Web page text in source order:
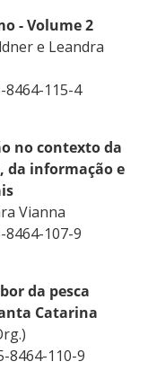
- Volume 2
e Leandra
8464-115-4
no contexto da
da informação e
Vianna
107-9
da pesca
Catarina
8464-110-9